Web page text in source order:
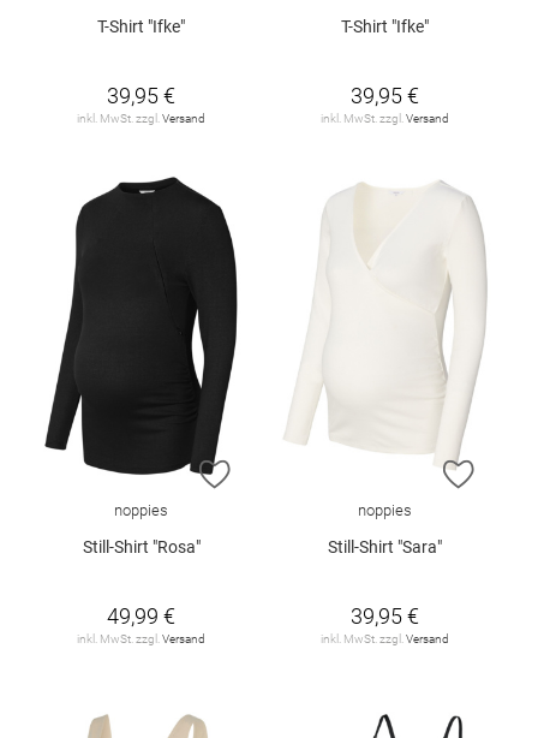
T-Shirt "Ifke"
39,95 €
inkl. MwSt. zzgl. Versand
T-Shirt "Ifke"
39,95 €
inkl. MwSt. zzgl. Versand
ZUR WUNSCHLISTE HINZUFÜGEN
noppies
Still-Shirt "Rosa"
49,99 €
inkl. MwSt. zzgl. Versand
ZUR
noppies
Still-Shirt "Sara"
39,95 €
inkl. MwSt. zzgl. Versand